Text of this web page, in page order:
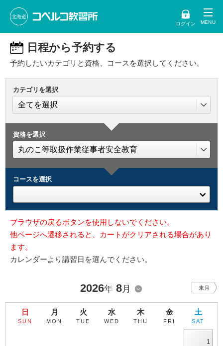
北海道
ログイン
日程から予約する
予約したいカテゴリと資格、コースを選択してください。
カテゴリを選択
資格を選択
コースを選択
ブラウザの戻るボタンを使用しないでください。
他ページへ遷移されると、カートがクリアされる場合があり
ます。
カレンダーより講習日を選んでください。
2026年 8月 来月
日
SUN
月
MON
火
TUE
水
WED
木
THU
金
FRI
土
SAT
1